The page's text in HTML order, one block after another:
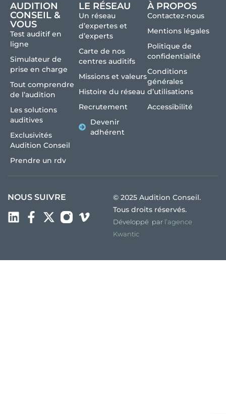
AUDITION
CONSEIL &
VOUS
Test auditif en
ligne
Simulateur de
prise en charge
Tout comprendre
de l’audition
Les solutions
auditives
Exclusivités
Audition Conseil
Prendre un rdv
LE RÉSEAU
Un réseau
d’expertes et
d’experts
Carte de nos
centres auditifs
Missions et valeurs
Histoire du réseau
Recrutement
Devenir
adhérent
À PROPOS
Contactez-nous
Mentions légales
Politique de
confidentialité
Conditions
générales
d’utilisations
Accessibilité
NOUS SUIVRE
© 2025 Audition Conseil.
Tous droits réservés.
Développé par l’agence
Kwantic